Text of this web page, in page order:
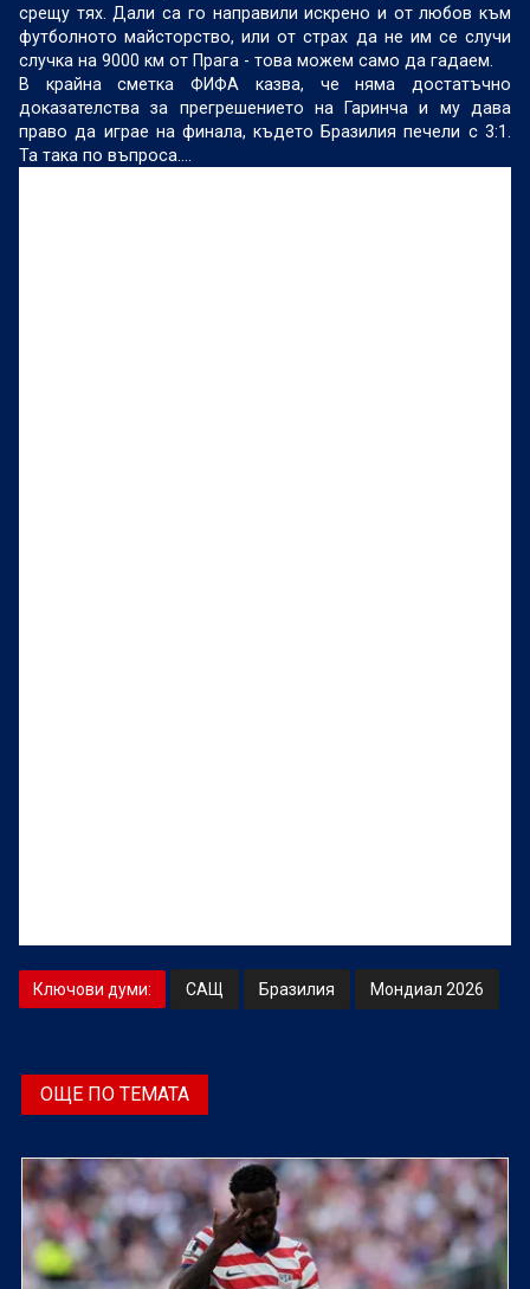
срещу тях. Дали са го направили искрено и от любов към
футболното майсторство, или от страх да не им се случи
случка на 9000 км от Прага - това можем само да гадаем.
В крайна сметка ФИФА казва, че няма достатъчно
доказателства за прегрешението на Гаринча и му дава
право да играе на финала, където Бразилия печели с 3:1.
Та така по въпроса....
Ключови думи: САЩ Бразилия Мондиал 2026
ОЩЕ ПО ТЕМАТА